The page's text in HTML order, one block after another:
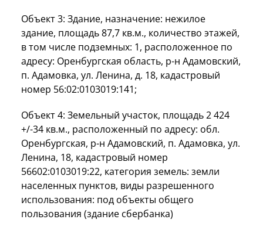
Объект 3: Здание, назначение: нежилое
здание, площадь 87,7 кв.м., количество этажей,
в том числе подземных: 1, расположенное по
адресу: Оренбургская область, р-н Адамовский,
п. Адамовка, ул. Ленина, д. 18, кадастровый
номер 56:02:0103019:141;
Объект 4: Земельный участок, площадь 2 424
+/-34 кв.м., расположенный по адресу: обл.
Оренбургская, р-н Адамовский, п. Адамовка, ул.
Ленина, 18, кадастровый номер
56602:0103019:22, категория земель: земли
населенных пунктов, виды разрешенного
использования: под объекты общего
пользования (здание сбербанка)